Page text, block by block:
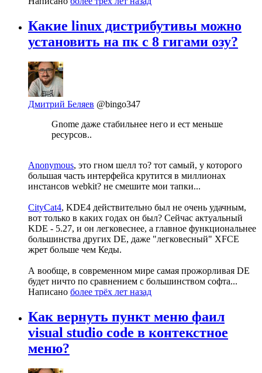
Какие linux дистрибутивы можно
установить на пк с 8 гигами озу?
Дмитрий Беляев @bingo347
Gnome даже стабильнее него и ест меньше
ресурсов..
Anonymous, это гном шелл то? тот самый, у которого
большая часть интерфейса крутится в миллионах
инстансов webkit? не смешите мои тапки...
CityCat4, KDE4 действительно был не очень удачным,
вот только в каких годах он был? Сейчас актуальный
KDE - 5.27, и он легковеснее, а главное функциональнее
большинства других DE, даже "легковесный" XFCE
жрет больше чем Кеды.
А вообще, в современном мире самая прожорливая DE
будет ничто по сравнением с большинством софта...
Написано более трёх лет назад
Как вернуть пункт меню фаил
visual studio code в контекстное
меню?